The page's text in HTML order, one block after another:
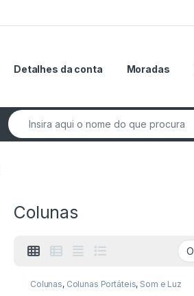
Detalhes da conta Moradas
Search for:
Colunas
Colunas, Colunas Portáteis, Som e Luz